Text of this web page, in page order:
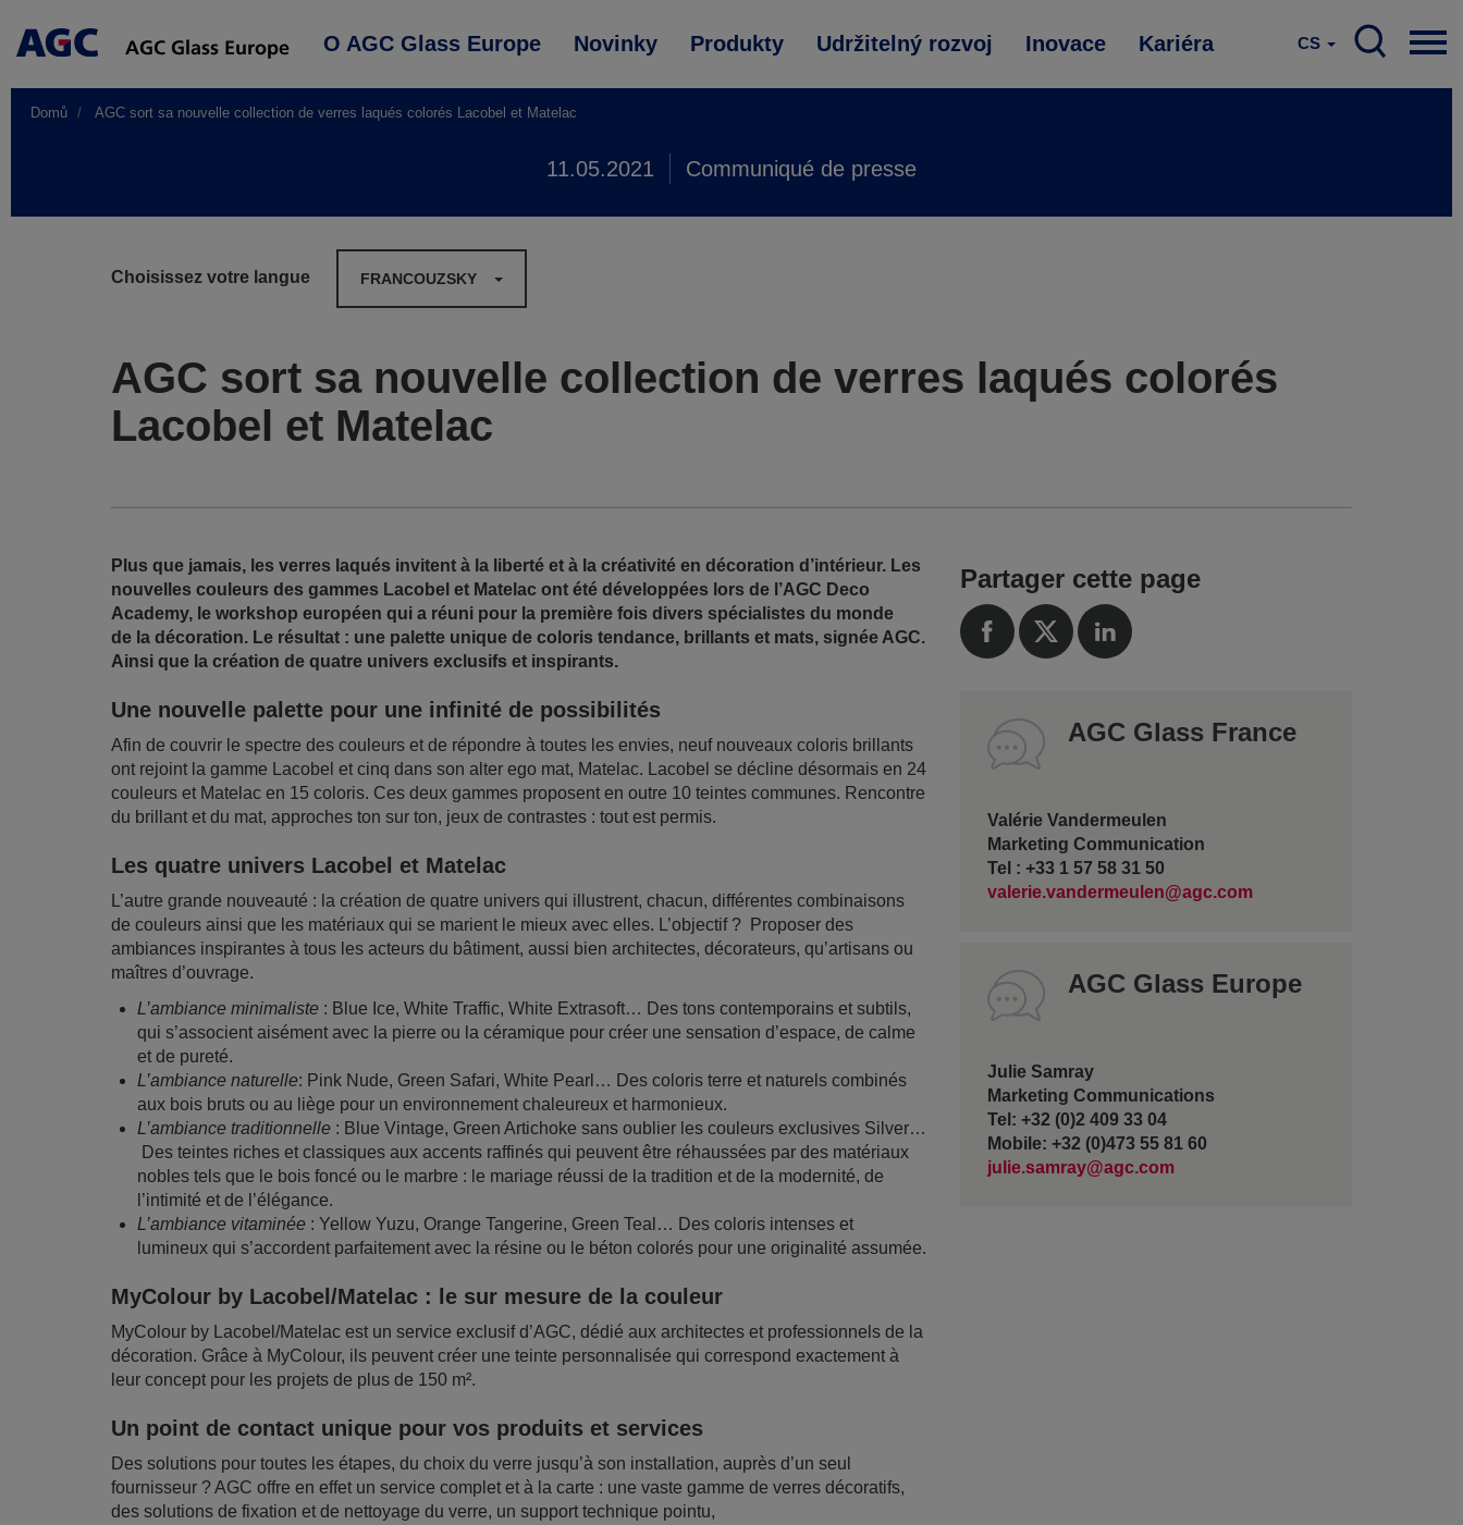
Main
O AGC Glass Europe Novinky Produkty Udržitelný rozvoj Inovace Kariéra CS
Domů AGC sort sa nouvelle collection de verres laqués colorés Lacobel et Matelac
11.05.2021 Communiqué de presse
Choisissez votre langue FRANCOUZSKY
AGC sort sa nouvelle collection de verres laqués colorés
Lacobel et Matelac
Plus que jamais, les verres laqués invitent à la liberté et à la créativité en décoration d’intérieur. Les
nouvelles couleurs des gammes Lacobel et Matelac ont été développées lors de l’AGC Deco
Academy, le workshop européen qui a réuni pour la première fois divers spécialistes du monde
de la décoration. Le résultat : une palette unique de coloris tendance, brillants et mats, signée AGC.
Ainsi que la création de quatre univers exclusifs et inspirants.
Une nouvelle palette pour une infinité de possibilités
Afin de couvrir le spectre des couleurs et de répondre à toutes les envies, neuf nouveaux coloris brillants
ont rejoint la gamme Lacobel et cinq dans son alter ego mat, Matelac. Lacobel se décline désormais en 24
couleurs et Matelac en 15 coloris. Ces deux gammes proposent en outre 10 teintes communes. Rencontre
du brillant et du mat, approches ton sur ton, jeux de contrastes : tout est permis.
Les quatre univers Lacobel et Matelac
L’autre grande nouveauté : la création de quatre univers qui illustrent, chacun, différentes combinaisons
de couleurs ainsi que les matériaux qui se marient le mieux avec elles. L’objectif ? Proposer des
ambiances inspirantes à tous les acteurs du bâtiment, aussi bien architectes, décorateurs, qu’artisans ou
maîtres d’ouvrage.
L’ambiance minimaliste : Blue Ice, White Traffic, White Extrasoft… Des tons contemporains et subtils,
qui s’associent aisément avec la pierre ou la céramique pour créer une sensation d’espace, de calme
et de pureté.
L’ambiance naturelle: Pink Nude, Green Safari, White Pearl… Des coloris terre et naturels combinés
aux bois bruts ou au liège pour un environnement chaleureux et harmonieux.
L’ambiance traditionnelle : Blue Vintage, Green Artichoke sans oublier les couleurs exclusives Silver…
Des teintes riches et classiques aux accents raffinés qui peuvent être réhaussées par des matériaux
nobles tels que le bois foncé ou le marbre : le mariage réussi de la tradition et de la modernité, de
l’intimité et de l’élégance.
L’ambiance vitaminée : Yellow Yuzu, Orange Tangerine, Green Teal… Des coloris intenses et
lumineux qui s’accordent parfaitement avec la résine ou le béton colorés pour une originalité assumée.
MyColour by Lacobel/Matelac : le sur mesure de la couleur
MyColour by Lacobel/Matelac est un service exclusif d’AGC, dédié aux architectes et professionnels de la
décoration. Grâce à MyColour, ils peuvent créer une teinte personnalisée qui correspond exactement à
leur concept pour les projets de plus de 150 m².
Un point de contact unique pour vos produits et services
Des solutions pour toutes les étapes, du choix du verre jusqu’à son installation, auprès d’un seul
fournisseur ? AGC offre en effet un service complet et à la carte : une vaste gamme de verres décoratifs,
des solutions de fixation et de nettoyage du verre, un support technique pointu,
Partager cette page
AGC Glass France
Valérie Vandermeulen
Marketing Communication
Tel : +33 1 57 58 31 50
valerie.vandermeulen@agc.com
AGC Glass Europe
Julie Samray
Marketing Communications
Tel: +32 (0)2 409 33 04
Mobile: +32 (0)473 55 81 60
julie.samray@agc.com